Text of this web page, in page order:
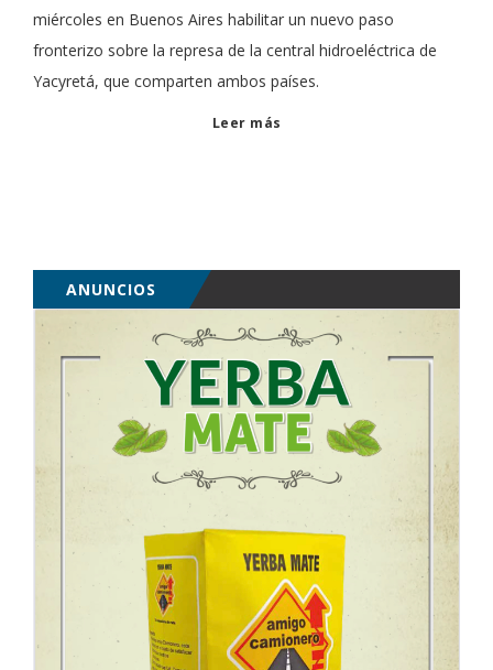
miércoles en Buenos Aires habilitar un nuevo paso
fronterizo sobre la represa de la central hidroeléctrica de
Yacyretá, que comparten ambos países.
Leer más
ANUNCIOS